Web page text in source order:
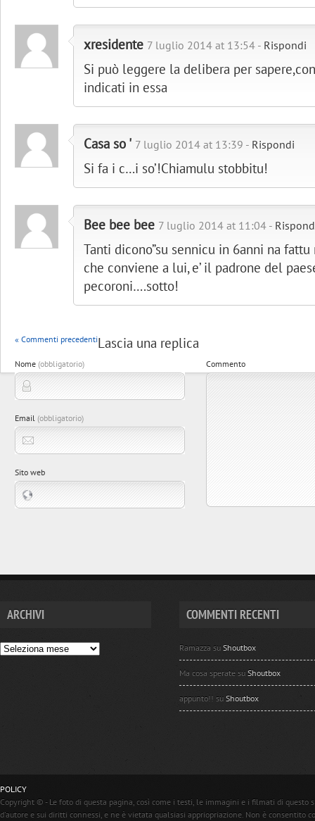
xresidente 7 luglio 2014 at 13:54 - Rispondi
Si può leggere la delibera per
indicati in essa
Casa so ' 7 luglio 2014 at 13:39 - Rispondi
Si fa i c…i so’!Chiamulu stobbitu!
Bee bee bee 7 luglio 2014 at 11:04 -
Tanti dicono”su sennicu in 6anni na fattu
che conviene a lui, e’ il padrone del
pecoroni….sotto!
« Commenti precedentiLascia una replica
Nome (obbligatorio)
Email (obbligatorio)
Sito web
Commento
ARCHIVI COMMENTI RECENTI
Ramazza su Shoutbox
Ma cosa sperate su Shoutbox
appunto!! su Shoutbox
POLICY
Copyright © - Le foto di questa pagina, così come i testi, le immagini e i filmati di
d'autore e sui diritti connessi, e ne è vietata qualsiasi appriopriazione. Non è consentito